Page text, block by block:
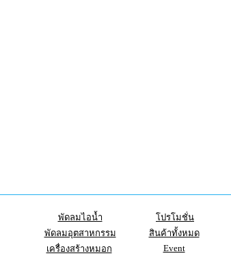
พัดลมไอน้ำ โปรโมชั่น
พัดลมอุตสาหกรรม สินค้าทั้งหมด
เครื่องสร้างหมอก Event